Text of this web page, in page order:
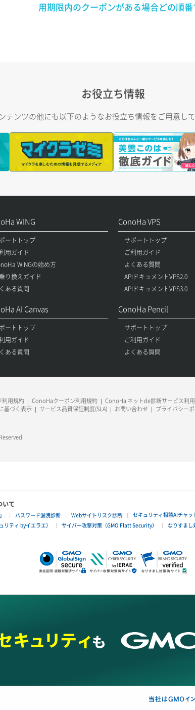
用期限内のクーポンがある場合どの順
お役立ち情報
テンツの他にも以下のようなお役立ち情報をご用意し
WING
ートトップ
用ガイド
WINGの始め方
り換えガイド
ある質問
ConoHa VPS
サポートトップ
ご利用ガイド
よくある質問
APIドキュメントVPS2.0
APIドキュメントVPS3.0
AI Canvas
ートトップ
用ガイド
ある質問
ConoHa Pencil
サポートトップ
ご利用ガイド
よくある質問
用規約 ConoHaクーポン利用規約 ConoHa ネットde診断サービス利
基づく表示 サービス品質保証制度(SLA) お問い合わせ プライバシー
いて
パスワード漏洩診断 Webサイトリスク診断
セキュリティ相談AIチャッ
ティ byイエラエ） サイバー攻撃対策（GMO Flatt Security） なりすまし